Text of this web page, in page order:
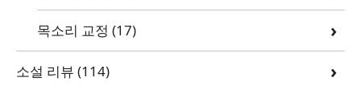
목소리 교정 (17)
소설 리뷰 (114)